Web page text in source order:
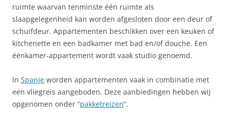
ruimte waarvan tenminste één ruimte als
slaapgelegenheid kan worden afgesloten door een deur of
schuifdeur. Appartementen beschikken over een keuken of
kitchenette en een badkamer met bad en/of douche. Een
éénkamer-appartement wordt vaak studio genoemd.
In Spanje worden appartementen vaak in combinatie met
een vliegreis aangeboden. Deze aanbiedingen hebben wij
opgenomen onder “pakketreizen“.